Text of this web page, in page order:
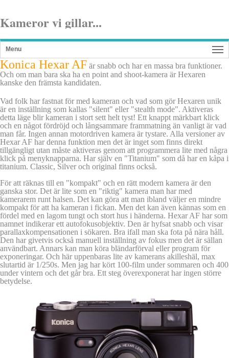
Kameror vi gillar...
Konica Hexar AF är snabb och har en massa bra funktioner.
Och om man bara ska ha en point and shoot-kamera är Hexaren
kanske den främsta kandidaten.
Vad folk har fastnat för med kameran och vad som gör Hexaren unik
är en inställning som kallas "silent" eller "stealth mode". Aktiveras
detta läge blir kameran i stort sett helt tyst! Ett knappt märkbart klick
och en något fördröjd och långsammare frammatning än vanligt är vad
man får. Ingen annan motordriven kamera är tystare. Alla versioner av
Hexar AF har denna funktion men det är inget som finns direkt
tillgängligt utan måste aktiveras genom att programmera lite med några
klick på menyknapparna. Har själv en "Titanium" som då har en kåpa i
titanium. Classic, Silver och original finns också.
För att räknas till en "kompakt" och en rätt modern kamera är den
ganska stor. Det är lite som en "riktig" kamera man har med
kamerarem runt halsen. Det kan göra att man ibland väljer en mindre
kompakt för att ha kameran i fickan. Men det kan även kännas som en
fördel med en lagom tungt och stort hus i händerna. Hexar AF har som
namnet indikerar ett autofokusobjektiv. Den är hyfsat snabb och visar
parallaxkompensationen i sökaren. Bra ifall man ska fota på nära håll.
Den har givetvis också manuell inställning av fokus men det är sällan
användbart. Annars kan man köra bländarförval eller program för
exponeringar. Och här uppenbaras lite av kamerans akilleshäl, max
slutartid är 1/250s. Men jag har kört 100-film under sommaren och 400
under vintern och det går bra. Ett steg överexponerat har ingen större
betydelse.